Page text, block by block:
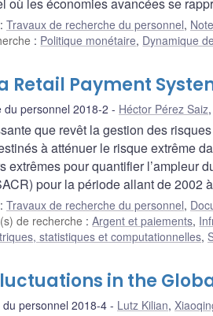
où les économies avancées se
: Travaux de recherche du personnel,
: Politique monétaire, Dynamique
Retail Payment
du personnel 2018-2 Héctor Pérez Saiz,
que revêt la gestion des
à atténuer le risque extrême
extrêmes pour quantifier l’ampleur
pour la période allant de 2002
: Travaux de recherche du personnel,
de recherche :Argent et paiements,
statistiques et computationnelles,
in the
personnel 2018-4 Lutz Kilian,